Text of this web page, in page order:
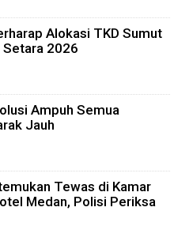
Alokasi TKD Sumut
2026
Ampuh Semua
Jauh
Tewas di Kamar
Medan, Polisi Periksa